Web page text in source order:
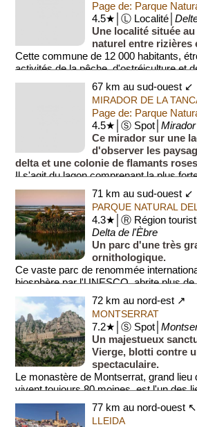
Page de: Parque
4.5★│Ⓛ Localité│
Une localité située
naturel entre rizières
Cette commune de 12 000 habitants,
activités de la pêche, d'ostréiculture et
constitu...
67 km au sud-ouest ↙
MIRADOR DE LA
Page de: Parque
4.5★│Ⓢ Spot│
Ce mirador sur une
d'observer les
delta et une colonie de flamants
Il s'agit du lagon comprenant la plus
roses de tout le delta,...71 km au sud-ouest ↙
PARQUE NATURAL
4.3★│Ⓡ Région
Delta de l'Èbre
Un parc d'une très
ornithologique.
Ce vaste parc de renommée
biosphère par l'UNESCO, abrite plus
d'oiseaux et plus de 700 espèces
72 km au nord-est ↗
MONTSERRAT
7.2★│Ⓢ Spot│
Un majestueux
Vierge, blotti contre
spectaculaire.
Le monastère de Montserrat, grand lieu
vivent toujours 80 moines, est l'un des
77 km au nord-ouest ↖
LLEIDA